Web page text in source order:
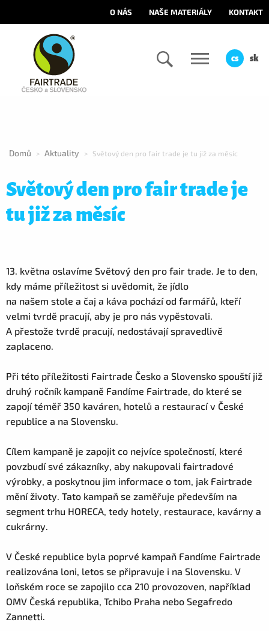
O NÁS NAŠE MATERIÁLY KONTAKT
cs sk
Domů > Aktuality > Světový den pro fair trade je tu již za měsíc
Světový den pro fair trade je
tu již za měsíc
13. května oslavíme Světový den pro fair trade. Je to den,
kdy máme příležitost si uvědomit, že jídlo
na našem stole a čaj a káva pochází od farmářů, kteří
velmi tvrdě pracují, aby je pro nás vypěstovali.
A přestože tvrdě pracují, nedostávají spravedlivě
zaplaceno.
Při této příležitosti Fairtrade Česko a Slovensko spouští již
druhý ročník kampaně Fandíme Fairtrade, do které se
zapojí téměř 350 kaváren, hotelů a restaurací v České
republice a na Slovensku.
Cílem kampaně je zapojit co nejvíce společností, které
povzbudí své zákazníky, aby nakupovali fairtradové
výrobky, a poskytnou jim informace o tom, jak Fairtrade
mění životy. Tato kampaň se zaměřuje především na
segment trhu HORECA, tedy hotely, restaurace, kavárny a
cukrárny.
V České republice byla poprvé kampaň Fandíme Fairtrade
realizována loni, letos se připravuje i na Slovensku. V
loňském roce se zapojilo cca 210 provozoven, například
OMV Česká republika, Tchibo Praha nebo Segafredo
Zannetti.